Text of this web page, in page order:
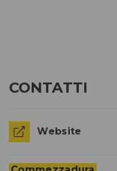
CONTATTI
Website